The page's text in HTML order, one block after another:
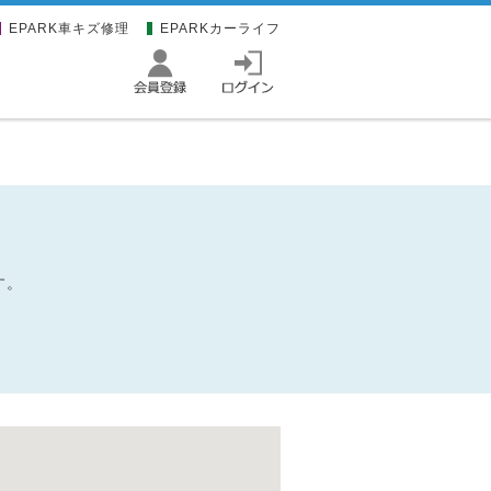
EPARK車キズ修理 EPARKカーライフ